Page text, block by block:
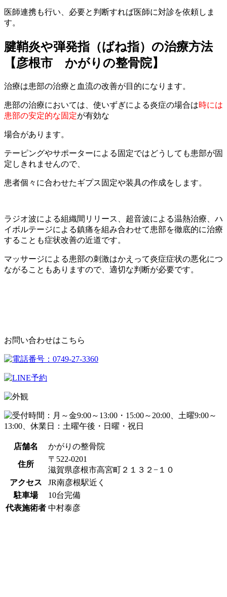
医師連携も行い、必要と判断すれば医師に対診を依頼しま
す。
腱鞘炎や弾発指（ばね指）の治療方法
【彦根市 かがりの整骨院】
治療は患部の治療と血流の改善が目的になります。
患部の治療においては、使いずぎによる炎症の場合は時には
患部の安定的な固定が有効な
場合があります。
テーピングやサポーターによる固定ではどうしても患部が固
定しきれませんので、
患者個々に合わせたギプス固定や装具の作成をします。
ラジオ波による組織間リリース、超音波による温熱治療、ハ
イボルテージによる鎮痛を組み合わせて患部を徹底的に治療
することも症状改善の近道です。
マッサージによる患部の刺激はかえって炎症症状の悪化につ
ながることもありますので、適切な判断が必要です。
お問い合わせはこちら
店舗名 かがりの整骨院
住所
〒522-0201
滋賀県彦根市高宮町２１３２−１０
アクセス
JR南彦根駅近く
駐車場
10台完備
代表施術者 中村泰彦